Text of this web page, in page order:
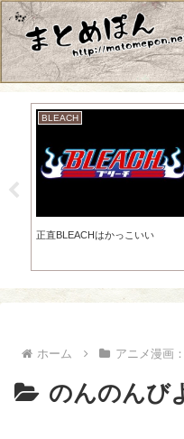
BLEACH
正直BLEACHはかっこいい
ホーム アニメ漫画
のんのんび